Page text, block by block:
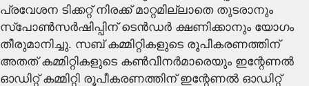
പ്രവേശന ടിക്കറ്റ് നിരക്ക് മാറ്റമില്ലാതെ തുടരാനും
സ്പോൺസർഷിപ്പിന് ടെൻഡർ ക്ഷണിക്കാനും യോഗം
തീരുമാനിച്ചു. സബ് കമ്മിറ്റികളുടെ രൂപീകരണത്തിന്
അതത് കമ്മിറ്റികളുടെ കൺവീനർമാരെയും ഇന്റേണൽ
ഓഡിറ്റ് കമ്മിറ്റി രൂപീകരണത്തിന് ഇന്റേണൽ ഓഡിറ്റ്